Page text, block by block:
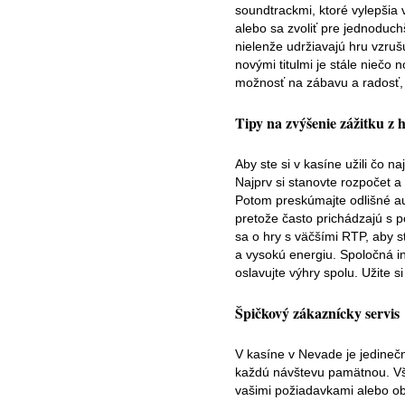
soundtrackmi, ktoré vylepšia
alebo sa zvoliť pre
nielenže udržiavajú hru
novými titulmi je stále niečo
možnosť na zábavu a
Tipy na zvýšenie zážitku z
Aby ste si v kasíne užili čo
Najprv si stanovte rozpočet
Potom preskúmajte odlišné
pretože často prichádzajú s
sa o hry s väčšími RTP, aby
a vysokú energiu. Spoločná
oslavujte výhry spolu. Užite
Špičkový zákaznícky servis
V kasíne v Nevade je
každú návštevu pamätnou.
vašimi požiadavkami alebo